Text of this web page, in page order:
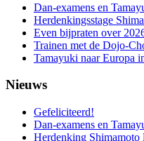
Dan-examens en
Herdenkingsstage
Even bijpraten over
Trainen met de Dojo-
Tamayuki naar Europa
Nieuws
Gefeliciteerd!
Dan-examens en
Herdenking Shimamoto